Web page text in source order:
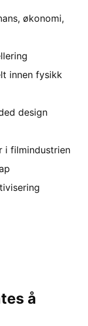
økonomi,
innen fysikk
design
i filmindustrien
å